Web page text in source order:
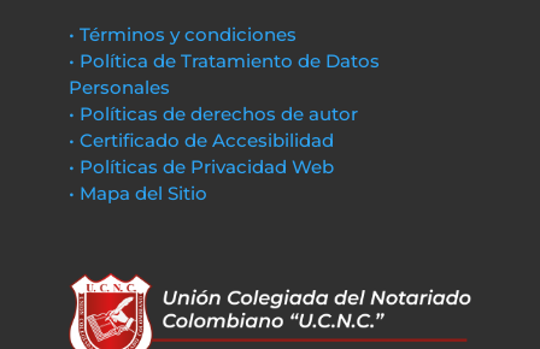
• Términos y condiciones
• Política de Tratamiento de Datos
Personales
• Políticas de derechos de autor
• Certificado de Accesibilidad
• Políticas de Privacidad Web
• Mapa del Sitio